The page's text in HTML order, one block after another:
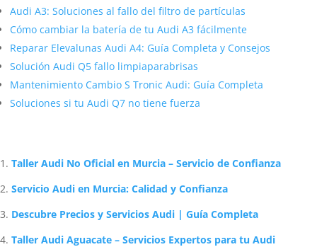
Audi A3: Soluciones al fallo del filtro de partículas
Cómo cambiar la batería de tu Audi A3 fácilmente
Reparar Elevalunas Audi A4: Guía Completa y Consejos
Solución Audi Q5 fallo limpiaparabrisas
Mantenimiento Cambio S Tronic Audi: Guía Completa
Soluciones si tu Audi Q7 no tiene fuerza
Taller Audi No Oficial en Murcia – Servicio de Confianza
Servicio Audi en Murcia: Calidad y Confianza
Descubre Precios y Servicios Audi | Guía Completa
Taller Audi Aguacate – Servicios Expertos para tu Audi